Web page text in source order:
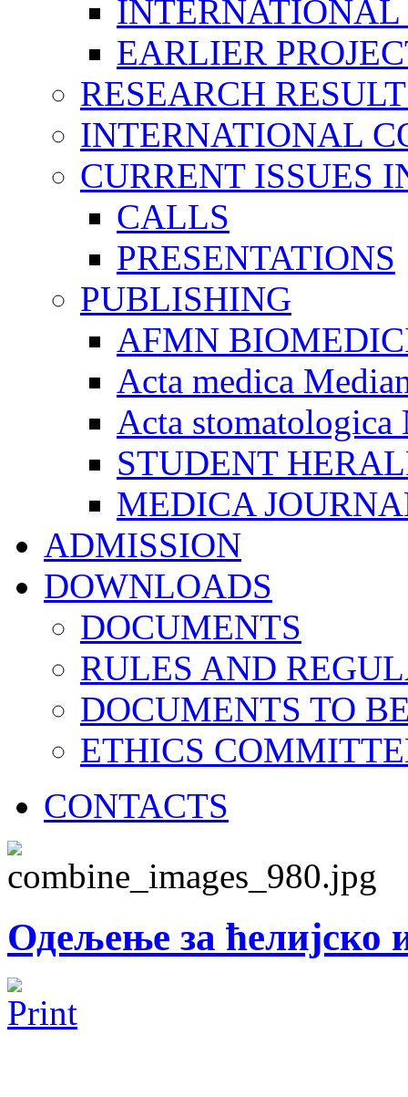
INTERNATIONAL
EARLIER
RESEARCH
INTERNATIONAL
CURRENT ISSUES
CALLS
PRESENTATIONS
PUBLISHING
AFMN
Acta medica
Acta stomatologica
STUDENT
MEDICA
ADMISSION
DOWNLOADS
DOCUMENTS
RULES AND
DOCUMENTS TO
ETHICS
CONTACTS
Одељење за ћелијско